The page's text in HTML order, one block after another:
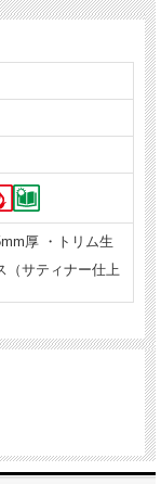
厚 ・トリム生
（サティナー仕上